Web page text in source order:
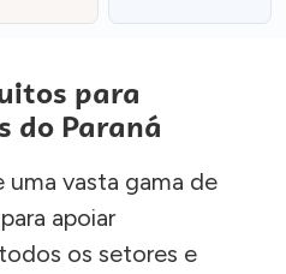
para
do Paraná
uma vasta gama de
apoiar
os setores e